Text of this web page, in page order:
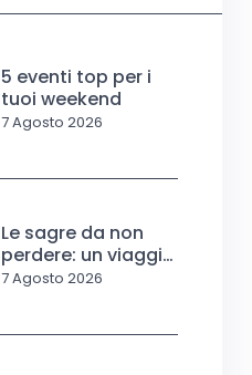
5 eventi top per i
tuoi weekend
7 Agosto 2026
Le sagre da non
perdere: un viaggio
nel gusto e nella
7 Agosto 2026